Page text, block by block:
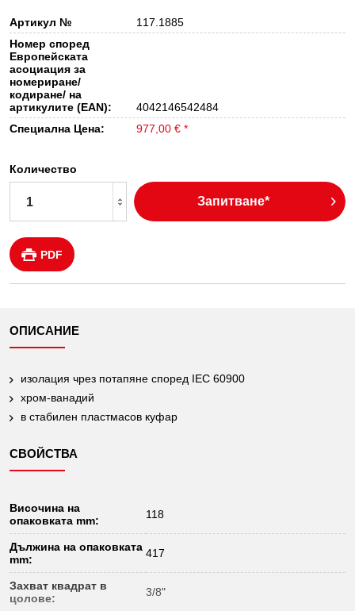
Артикул №
117.1885
Номер според
Европейската
асоциация за
номериране/
кодиране/ на
артикулите (EAN):
4042146542484
Специална Цена:
977,00 € *
Количество
Запитване*
PDF
ОПИСАНИЕ
изолация чрез потапяне според IEC 60900
хром-ванадий
в стабилен пластмасов куфар
СВОЙСТВА
Височина на
опаковката mm:
118
Дължина на опаковката
mm:
417
Захват квадрат в
цолове:
3/8"